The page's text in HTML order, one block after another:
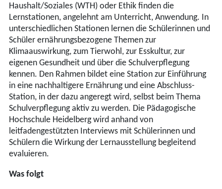
Haushalt/Soziales (WTH) oder Ethik finden die
Lernstationen, angelehnt am Unterricht, Anwendung. In
unterschiedlichen Stationen lernen die Schülerinnen und
Schüler ernährungsbezogene Themen zur
Klimaauswirkung, zum Tierwohl, zur Esskultur, zur
eigenen Gesundheit und über die Schulverpflegung
kennen. Den Rahmen bildet eine Station zur Einführung
in eine nachhaltigere Ernährung und eine Abschluss-
Station, in der dazu angeregt wird, selbst beim Thema
Schulverpflegung aktiv zu werden. Die Pädagogische
Hochschule Heidelberg wird anhand von
leitfadengestützten Interviews mit Schülerinnen und
Schülern die Wirkung der Lernausstellung begleitend
evaluieren.
Was folgt